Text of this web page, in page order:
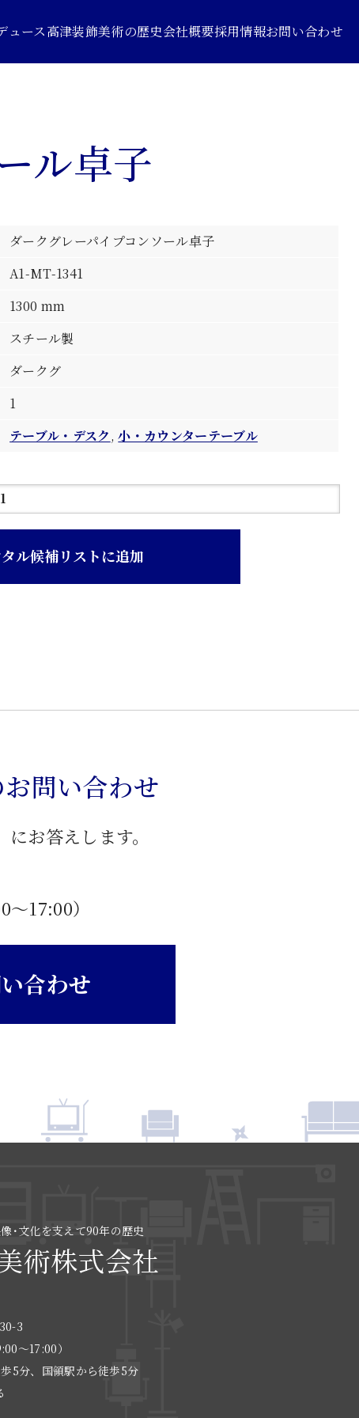
ュース高津装飾美術の歴史会社概要採用情報お問い合わせ
ル卓子
ダークグレーパイプコンソール卓子
A1-MT-1341
1300 mm
スチール製
ダークグ
1
テーブル・デスク,小・カウンターテーブル
ダ
ル候補リストに追加
問い合わせ
お答えします。
〜17:00）
合わせ
･文化を支えて90年の歴史
術株式会社
3
〜17:00）
5分、国領駅から徒歩5分